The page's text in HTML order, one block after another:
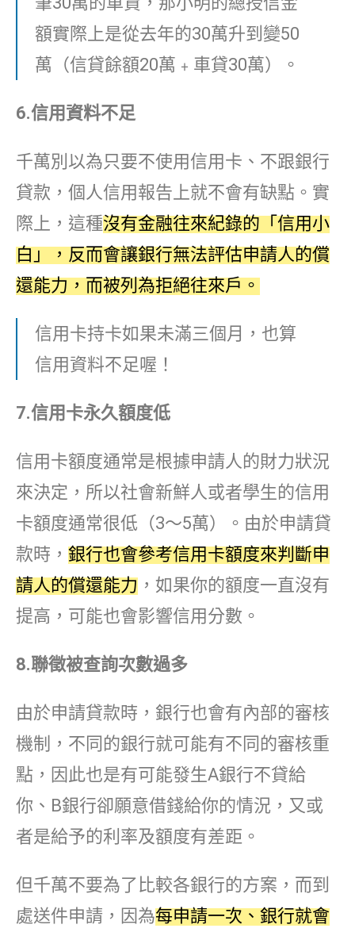
額實際上是從去年的30萬升到變50
萬（信貸餘額20萬﹢車貸30萬）。
6.信用資料不足
千萬別以為只要不使用信用卡、不跟銀行
貸款，個人信用報告上就不會有缺點。實
際上，這種沒有金融往來紀錄的「信用小
白」，反而會讓銀行無法評估申請人的償
還能力，而被列為拒絕往來戶。
信用卡持卡如果未滿三個月，也算
信用資料不足喔！
7.信用卡永久額度低
信用卡額度通常是根據申請人的財力狀況
來決定，所以社會新鮮人或者學生的信用
卡額度通常很低（3～5萬）。由於申請貸
款時， 銀行也會參考信用卡額度來判斷申
請人的償還能力 ，如果你的額度一直沒有
提高，可能也會影響信用分數。
8.聯徵被查詢次數過多
由於申請貸款時，銀行也會有內部的審核
機制，不同的銀行就可能有不同的審核重
點，因此也是有可能發生A銀行不貸給
你、B銀行卻願意借錢給你的情況，又或
者是給予的利率及額度有差距。
但千萬不要為了比較各銀行的方案，而到
處送件申請，因為每申請一次、銀行就會